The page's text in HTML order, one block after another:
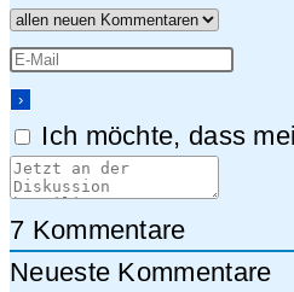
Ich möchte, dass
7 Kommentare
Neueste Kommentare